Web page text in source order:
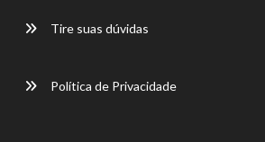
Tire suas dúvidas
Política de Privacidade